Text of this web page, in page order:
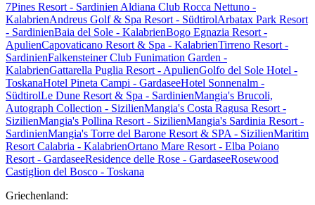
7Pines Resort - Sardinien Aldiana Club Rocca Nettuno -
KalabrienAndreus Golf & Spa Resort - SüdtirolArbatax Park Resort
- SardinienBaia del Sole - KalabrienBogo Egnazia Resort -
ApulienCapovaticano Resort & Spa - KalabrienTirreno Resort -
SardinienFalkensteiner Club Funimation Garden -
KalabrienGattarella Puglia Resort - ApulienGolfo del Sole Hotel -
ToskanaHotel Pineta Campi - GardaseeHotel Sonnenalm -
SüdtirolLe Dune Resort & Spa - SardinienMangia's Brucoli,
Autograph Collection - SizilienMangia's Costa Ragusa Resort -
SizilienMangia's Pollina Resort - SizilienMangia's Sardinia Resort -
SardinienMangia's Torre del Barone Resort & SPA - SizilienMaritim
Resort Calabria - KalabrienOrtano Mare Resort - Elba Poiano
Resort - GardaseeResidence delle Rose - GardaseeRosewood
Castiglion del Bosco - Toskana
Griechenland: